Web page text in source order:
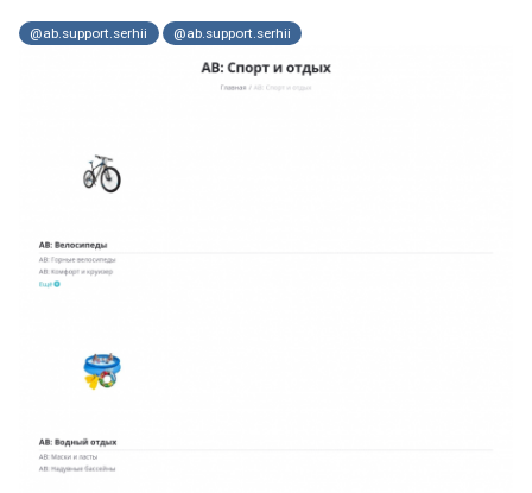
@ab.support.serhii @ab.support.serhii